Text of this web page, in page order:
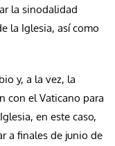
la sinodalidad
la Iglesia, así como
y, a la vez, la
con el Vaticano para
en este caso,
a finales de junio de